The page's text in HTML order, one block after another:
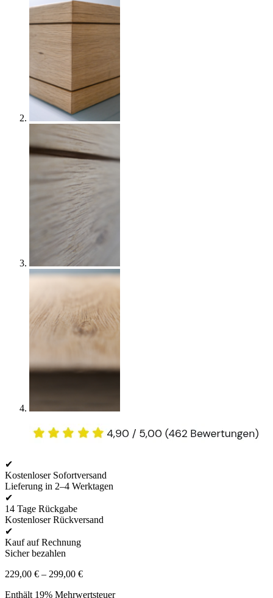
✔
Kostenloser Sofortversand
Lieferung in 2–4 Werktagen
✔
14 Tage Rückgabe
Kostenloser Rückversand
✔
Kauf auf Rechnung
Sicher bezahlen
229,00 € – 299,00 €Preisspanne:
bis
Enthält 19% Mehrwertsteuer